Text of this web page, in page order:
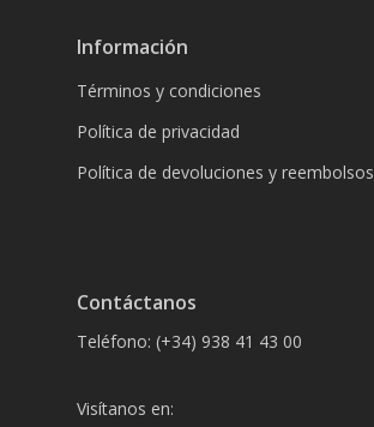
Información
Términos y condiciones
Política de privacidad
Política de devoluciones y reembolsos
Contáctanos
Teléfono: (+34) 938 41 43 00
Visítanos en: